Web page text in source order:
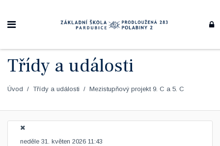
Třídy a události
Úvod Třídy a události Mezistupňový projekt 9. C a 5. C
neděle 31. květen 2026 11:43